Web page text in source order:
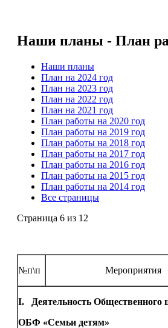
Наши планы - План
Наши планы
План на 2024 год
План на 2023 год
План на 2022 год
План на 2021 год
План работы на 2020 год
План работы на 2019 год
План работы на 2018 год
План работы на 2017 год
План работы на 2016 год
План работы на 2015 год
План работы на 2014 год
Все страницы
Страница 6 из 12
№п\п Мероприятия
I. Деятельность Общественного
ОБФ «Семьи детям»